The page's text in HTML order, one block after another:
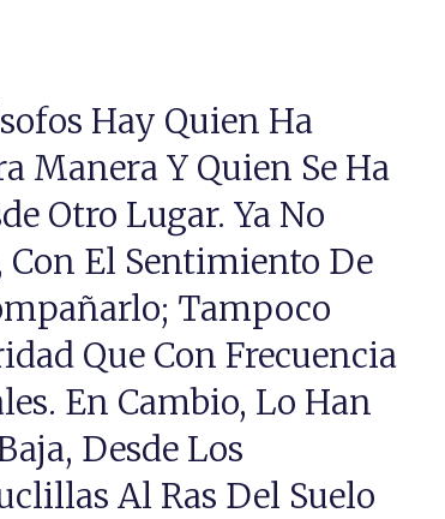
Hay Quien Ha
Manera Y Quien Se Ha
Otro Lugar. Ya No
El Sentimiento De
Tampoco
Que Con Frecuencia
En Cambio, Lo Han
Desde Los
Al Ras Del Suelo